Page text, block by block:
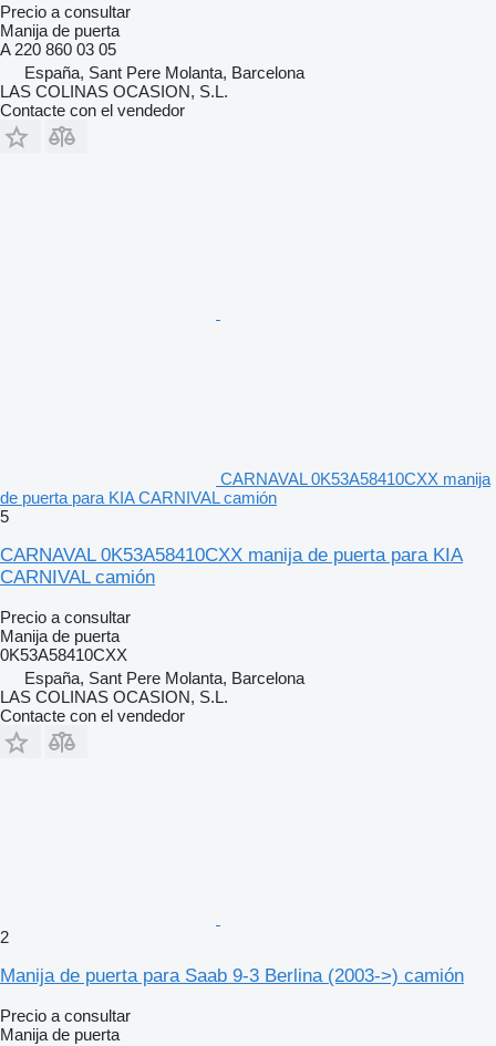
Precio a consultar
Manija de puerta
A 220 860 03 05
España, Sant Pere Molanta, Barcelona
LAS COLINAS OCASION, S.L.
Contacte con el vendedor
CARNAVAL 0K53A58410CXX manija
de puerta para KIA CARNIVAL camión
5
CARNAVAL 0K53A58410CXX manija de puerta para KIA
CARNIVAL camión
Precio a consultar
Manija de puerta
0K53A58410CXX
España, Sant Pere Molanta, Barcelona
LAS COLINAS OCASION, S.L.
Contacte con el vendedor
2
Manija de puerta para Saab 9-3 Berlina (2003->) camión
Precio a consultar
Manija de puerta